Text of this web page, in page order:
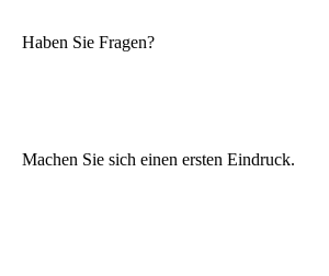
Haben Sie Fragen?
Machen Sie sich einen ersten Eindruck.